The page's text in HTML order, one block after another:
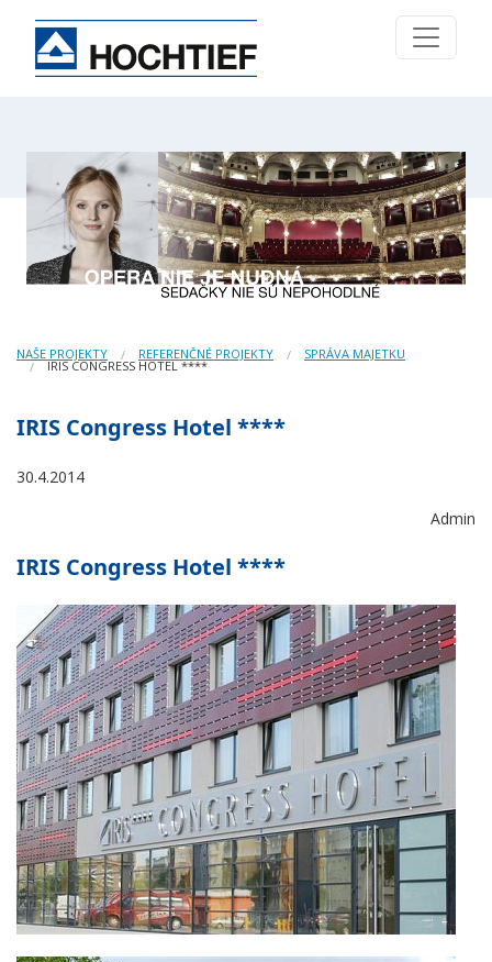
NAŠE PROJEKTY REFERENČNÉ PROJEKTY SPRÁVA MAJETKU
IRIS CONGRESS HOTEL ****
IRIS Congress Hotel ****
30.4.2014
Admin
IRIS Congress Hotel ****